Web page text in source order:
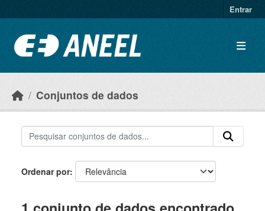
Entrar
Conjuntos de dados
Ordenar por